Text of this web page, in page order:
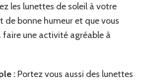
les lunettes de soleil à votre
de bonne humeur et que vous
une activité agréable à
: Portez vous aussi des lunettes